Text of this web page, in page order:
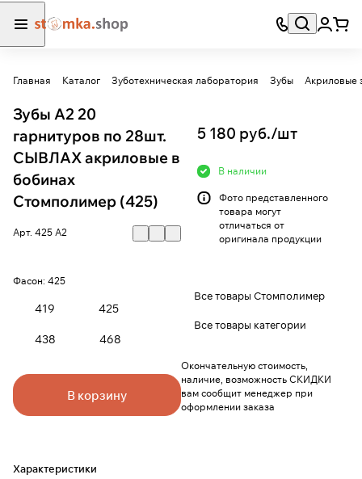
Главная Каталог Зуботехническая лаборатория Зубы Акриловые
Зубы А2 20
гарнитуров по 28шт.
СЫВЛАХ акриловые в
бобинах
Стомполимер (425)
Арт. 425 А2
Фасон: 425
419 425
438 468
В корзину
Характеристики
5 180 руб./шт
В наличии
Фото представленного
товара могут
отличаться от
оригинала продукции
Все товары Стомполимер
Все товары категории
Окончательную стоимость,
наличие, возможность СКИДКИ
вам сообщит менеджер при
оформлении заказа